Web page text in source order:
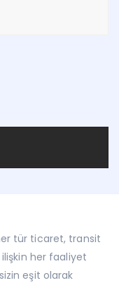
tür ticaret, transit
her faaliyet
eşit olarak